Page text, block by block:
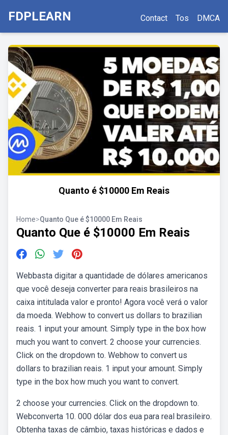
FDPLEARN Contact Tos DMCA
Quanto é $10000 Em Reais
Home>Quanto Que é $10000 Em Reais
Quanto Que é $10000 Em Reais
Webbasta digitar a quantidade de dólares americanos
que você deseja converter para reais brasileiros na
caixa intitulada valor e pronto! Agora você verá o valor
da moeda. Webhow to convert us dollars to brazilian
reais. 1 input your amount. Simply type in the box how
much you want to convert. 2 choose your currencies.
Click on the dropdown to. Webhow to convert us
dollars to brazilian reais. 1 input your amount. Simply
type in the box how much you want to convert.
2 choose your currencies. Click on the dropdown to.
Webconverta 10. 000 dólar dos eua para real brasileiro.
Obtenha taxas de câmbio, taxas históricas e dados e